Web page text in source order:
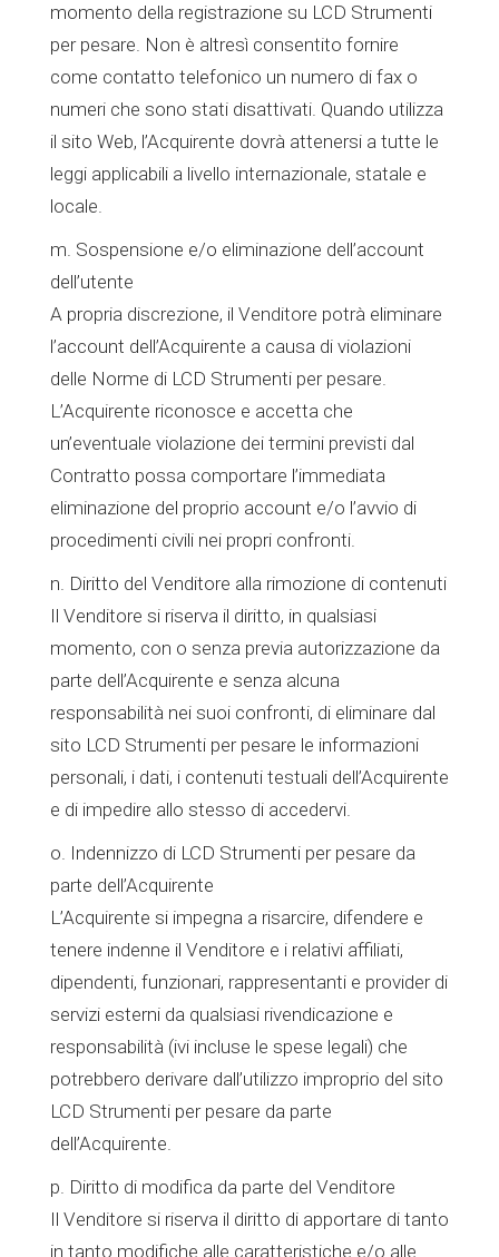
momento della registrazione su LCD Strumenti
per pesare. Non è altresì consentito fornire
come contatto telefonico un numero di fax o
numeri che sono stati disattivati. Quando utilizza
il sito Web, l’Acquirente dovrà attenersi a tutte le
leggi applicabili a livello internazionale, statale e
locale.
m. Sospensione e/o eliminazione dell’account
dell’utente
A propria discrezione, il Venditore potrà eliminare
l’account dell’Acquirente a causa di violazioni
delle Norme di LCD Strumenti per pesare.
L’Acquirente riconosce e accetta che
un’eventuale violazione dei termini previsti dal
Contratto possa comportare l’immediata
eliminazione del proprio account e/o l’avvio di
procedimenti civili nei propri confronti.
n. Diritto del Venditore alla rimozione di contenuti
Il Venditore si riserva il diritto, in qualsiasi
momento, con o senza previa autorizzazione da
parte dell’Acquirente e senza alcuna
responsabilità nei suoi confronti, di eliminare dal
sito LCD Strumenti per pesare le informazioni
personali, i dati, i contenuti testuali dell’Acquirente
e di impedire allo stesso di accedervi.
o. Indennizzo di LCD Strumenti per pesare da
parte dell’Acquirente
L’Acquirente si impegna a risarcire, difendere e
tenere indenne il Venditore e i relativi affiliati,
dipendenti, funzionari, rappresentanti e provider di
servizi esterni da qualsiasi rivendicazione e
responsabilità (ivi incluse le spese legali) che
potrebbero derivare dall’utilizzo improprio del sito
LCD Strumenti per pesare da parte
dell’Acquirente.
p. Diritto di modifica da parte del Venditore
Il Venditore si riserva il diritto di apportare di tanto
in tanto modifiche alle caratteristiche e/o alle